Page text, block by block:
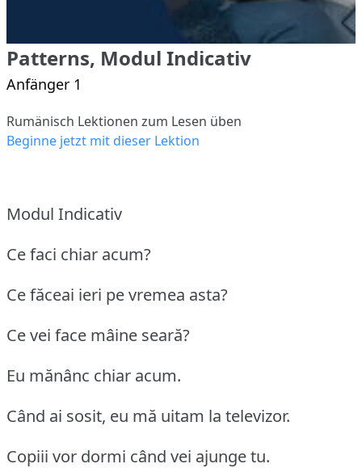
Patterns, Modul Indicativ
Anfänger 1
Rumänisch Lektionen zum Lesen üben
Beginne jetzt mit dieser Lektion
Modul Indicativ
Ce faci chiar acum?
Ce făceai ieri pe vremea asta?
Ce vei face mâine seară?
Eu mănânc chiar acum.
Când ai sosit, eu mă uitam la televizor.
Copiii vor dormi când vei ajunge tu.